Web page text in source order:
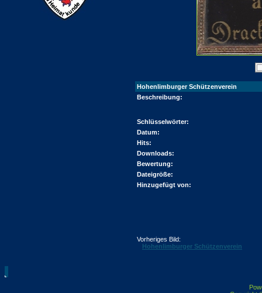
Hohenlimburger Schützenverein
Beschreibung:
Schlüsselwörter:
Datum:
Hits:
Downloads:
Bewertung:
Dateigröße:
Hinzugefügt von:
Vorheriges Bild:
Hohenlimburger Schützenverein